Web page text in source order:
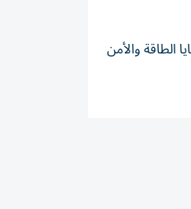
الطاقة والأمن